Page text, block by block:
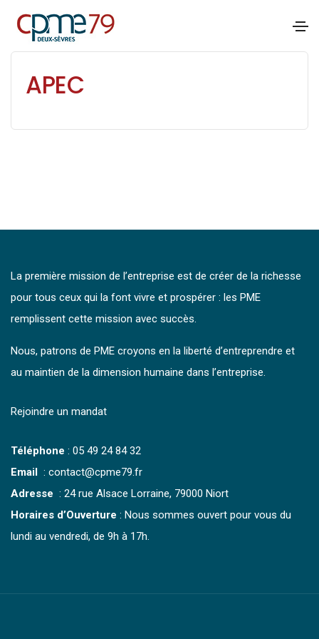
APEC
La première mission de l’entreprise est de créer de la richesse
pour tous ceux qui la font vivre et prospérer : les PME
remplissent cette mission avec succès.
Nous, patrons de PME croyons en la liberté d’entreprendre et
au maintien de la dimension humaine dans l’entreprise.
Rejoindre un mandat
Téléphone : 05 49 24 84 32
Email : contact@cpme79.fr
Adresse : 24 rue Alsace Lorraine, 79000 Niort
Horaires d’Ouverture : Nous sommes ouvert pour vous du
lundi au vendredi, de 9h à 17h.